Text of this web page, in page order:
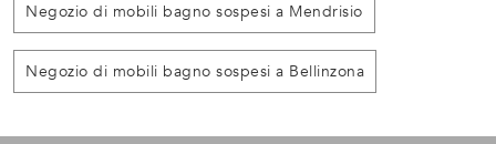
Negozio di mobili bagno sospesi a Mendrisio
Negozio di mobili bagno sospesi a Bellinzona